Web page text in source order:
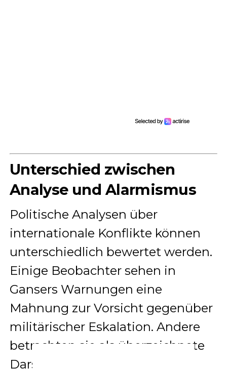
Unterschied zwischen
Analyse und Alarmismus
Politische Analysen über
internationale Konflikte können
unterschiedlich bewertet werden.
Einige Beobachter sehen in
Gansers Warnungen eine
Mahnung zur Vorsicht gegenüber
militärischer Eskalation. Andere
betrachten sie als überzeichnete
Darstellung geopolitischer